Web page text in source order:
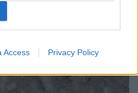
Access Privacy Policy
hogy hosszú vagy
és nincs